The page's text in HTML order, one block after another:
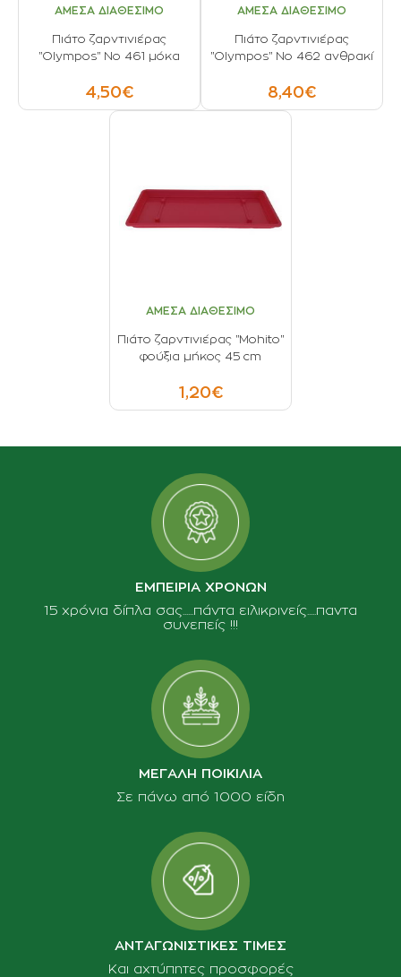
ΑΜΕΣΑ ΔΙΑΘΕΣΙΜΟ
Πιάτο ζαρντινιέρας
"Olympos" No 461 μόκα
4,50€
ΑΜΕΣΑ ΔΙΑΘΕΣΙΜΟ
Πιάτο ζαρντινιέρας
"Olympos" Νο 462 ανθρακί
8,40€
ΑΜΕΣΑ ΔΙΑΘΕΣΙΜΟ
Πιάτο ζαρντινιέρας "Mohito"
φούξια μήκος 45 cm
1,20€
ΕΜΠΕΙΡΙΑ ΧΡΟΝΩΝ
15 χρόνια δίπλα σας......πάντα ειλικρινείς.....παντα
συνεπείς !!!
ΜΕΓΑΛΗ ΠΟΙΚΙΛΙΑ
Σε πάνω από 1000 είδη
ΑΝΤΑΓΩΝΙΣΤΙΚΕΣ ΤΙΜΕΣ
Και αχτύπητες προσφορές